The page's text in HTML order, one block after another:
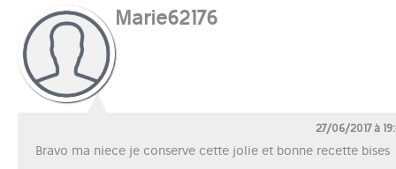
Marie62176
27/06/2017 à
Bravo ma niece je conserve cette jolie et bonne recette bises